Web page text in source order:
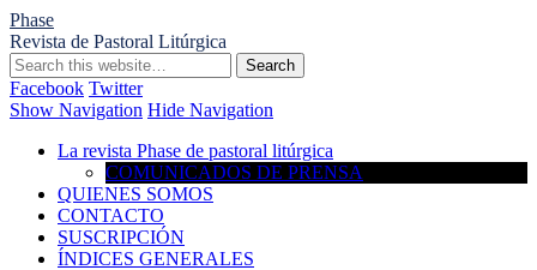
Phase
Revista de Pastoral Litúrgica
Facebook Twitter
Show Navigation Hide Navigation
La revista Phase de pastoral litúrgica
COMUNICADOS DE PRENSA
QUIENES SOMOS
CONTACTO
SUSCRIPCIÓN
ÍNDICES GENERALES